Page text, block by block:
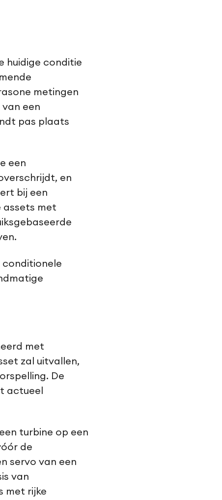
huidige conditie
metingen
een
pas plaats
een
en
bij een
assets met
conditionele
met
zal uitvallen,
De
actueel
turbine op een
de
servo van een
van
met rijke